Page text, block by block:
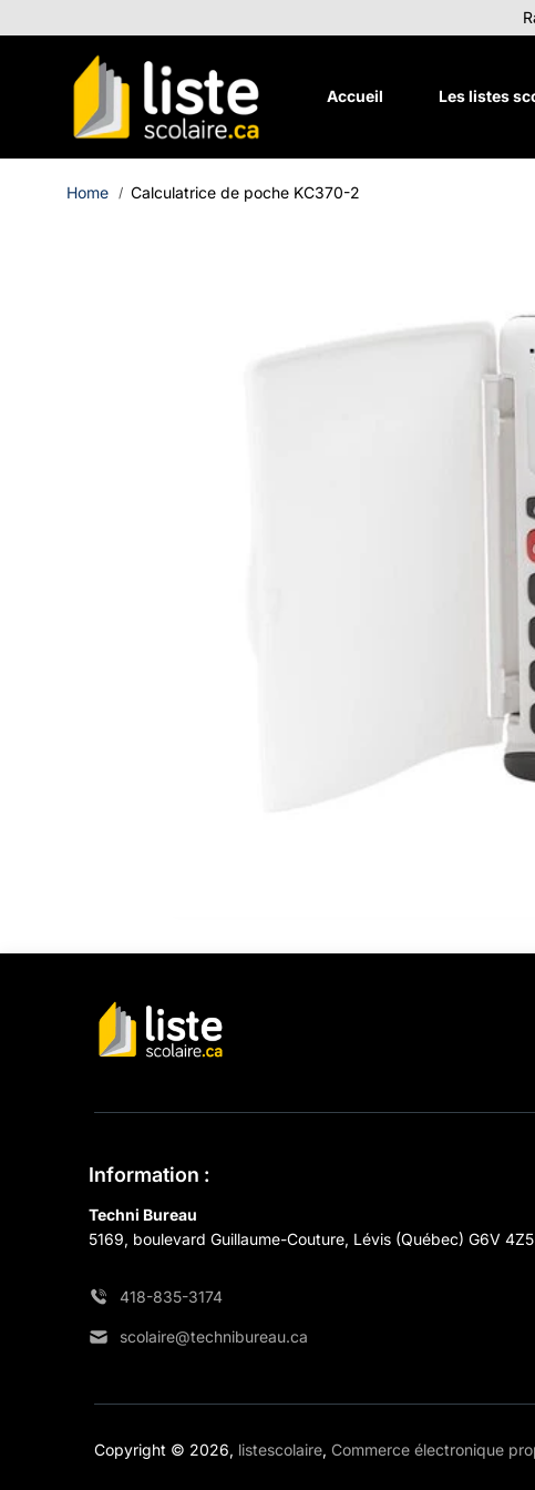
Accueil Les listes
Home Calculatrice de poche KC370-2
Information :
Techni Bureau
5169, boulevard Guillaume-Couture, Lévis (Québec) G6V 4Z5
418-835-3174
scolaire@technibureau.ca
Copyright © 2026, listescolaire, Commerce électronique